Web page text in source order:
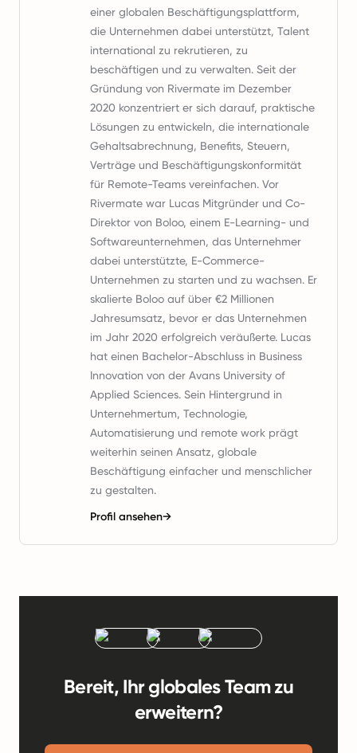
einer globalen Beschäftigungsplattform,
die Unternehmen dabei unterstützt, Talent
international zu rekrutieren, zu
beschäftigen und zu verwalten. Seit der
Gründung von Rivermate im Dezember
2020 konzentriert er sich darauf, praktische
Lösungen zu entwickeln, die internationale
Gehaltsabrechnung, Benefits, Steuern,
Verträge und Beschäftigungskonformität
für Remote-Teams vereinfachen. Vor
Rivermate war Lucas Mitgründer und Co-
Direktor von Boloo, einem E-Learning- und
Softwareunternehmen, das Unternehmer
dabei unterstützte, E-Commerce-
Unternehmen zu starten und zu wachsen. Er
skalierte Boloo auf über €2 Millionen
Jahresumsatz, bevor er das Unternehmen
im Jahr 2020 erfolgreich veräußerte. Lucas
hat einen Bachelor-Abschluss in Business
Innovation von der Avans University of
Applied Sciences. Sein Hintergrund in
Unternehmertum, Technologie,
Automatisierung und remote work prägt
weiterhin seinen Ansatz, globale
Beschäftigung einfacher und menschlicher
zu gestalten.
Profil ansehen→
Bereit, Ihr globales Team zu
erweitern?